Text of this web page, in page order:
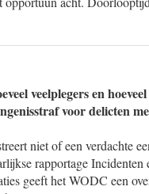
veelplegers en
voor delicten
niet of een verdachte
rapportage
geeft het WODC een